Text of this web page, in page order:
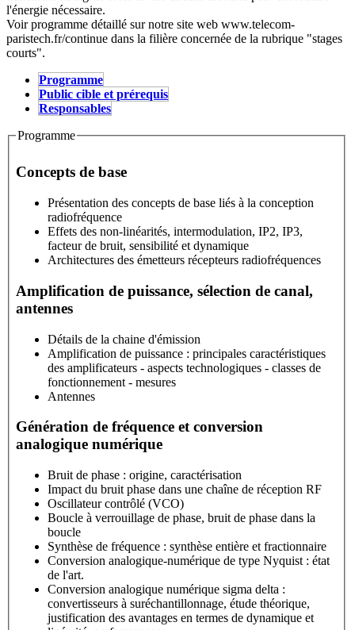
l'énergie nécessaire.
Voir programme détaillé sur notre site web www.telecom-
paristech.fr/continue dans la filière concernée de la rubrique "stages
courts".
Stage
Programme
Public cible et prérequis
Responsables
Programme
Concepts de base
Présentation des concepts de base liés à la conception
radiofréquence
Effets des non-linéarités, intermodulation, IP2, IP3,
facteur de bruit, sensibilité et dynamique
Architectures des émetteurs récepteurs radiofréquences
Amplification de puissance, sélection de canal,
antennes
Détails de la chaine d'émission
Amplification de puissance : principales caractéristiques
des amplificateurs - aspects technologiques - classes de
fonctionnement - mesures
Antennes
Génération de fréquence et conversion
analogique numérique
Bruit de phase : origine, caractérisation
Impact du bruit phase dans une chaîne de réception RF
Oscillateur contrôlé (VCO)
Boucle à verrouillage de phase, bruit de phase dans la
boucle
Synthèse de fréquence : synthèse entière et fractionnaire
Conversion analogique-numérique de type Nyquist : état
de l'art.
Conversion analogique numérique sigma delta :
convertisseurs à suréchantillonnage, étude théorique,
justification des avantages en termes de dynamique et